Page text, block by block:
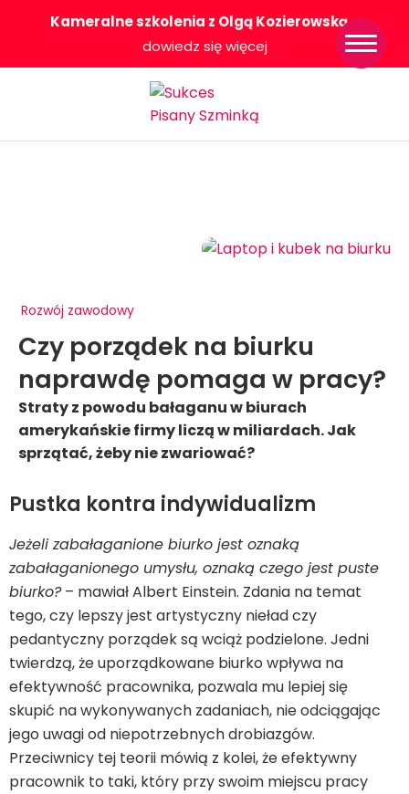
Kameralne szkolenia z Olgą Kozierowską-
dowiedz się więcej
Rozwój zawodowy
Czy porządek na biurku
naprawdę pomaga w pracy?
Straty z powodu bałaganu w biurach
amerykańskie firmy liczą w miliardach. Jak
sprzątać, żeby nie zwariować?
Pustka kontra indywidualizm
Jeżeli zabałaganione biurko jest oznaką
zabałaganionego umysłu, oznaką czego jest puste
biurko?– mawiał Albert Einstein. Zdania na temat
tego, czy lepszy jest artystyczny nieład czy
pedantyczny porządek są wciąż podzielone. Jedni
twierdzą, że uporządkowane biurko wpływa na
efektywność pracownika, pozwala mu lepiej się
skupić na wykonywanych zadaniach, nie odciągając
jego uwagi od niepotrzebnych drobiazgów.
Przeciwnicy tej teorii mówią z kolei, że efektywny
pracownik to taki, który przy swoim miejscu pracy
Strona główna
Konkurs Sukces
Pisany Szminką
Wsparcie dla